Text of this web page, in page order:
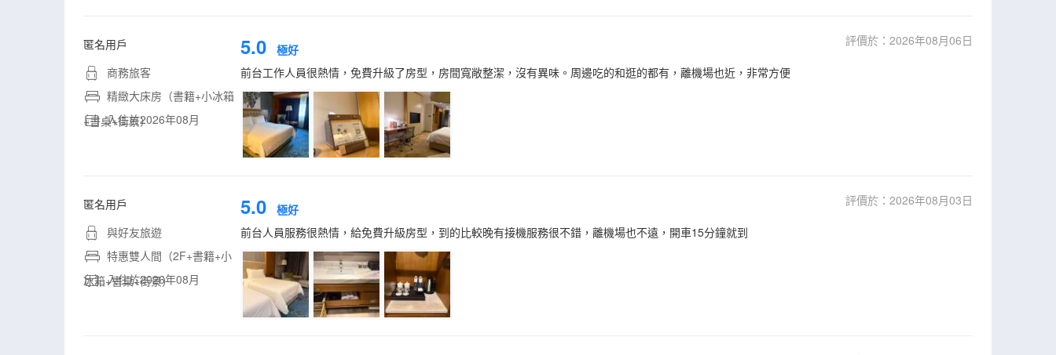
匿名用戶
商務旅客
精緻大床房（書籍+小冰箱
+書桌+街景）
入住於2026年08月
5.0 極好
評價於：2026年08月06日
前台工作人員很熱情，免費升級了房型，房間寬敞整潔，沒有異味。周邊吃的和逛的都有，離機場也近，非常方便
匿名用戶
與好友旅遊
特惠雙人間（2F+書籍+小
冰箱+書桌+街景）
入住於2026年08月
5.0 極好
評價於：2026年08月03日
前台人員服務很熱情，給免費升級房型，到的比較晚有接機服務很不錯，離機場也不遠，開車15分鐘就到